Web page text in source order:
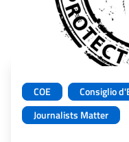
COE
Consiglio
Journalists Matter